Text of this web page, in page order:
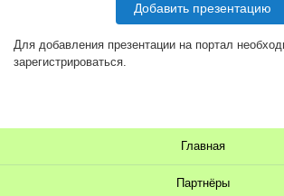
Добавить презентацию
Для добавления презентации на портал
зарегистрироваться.
Главная
Партнёры